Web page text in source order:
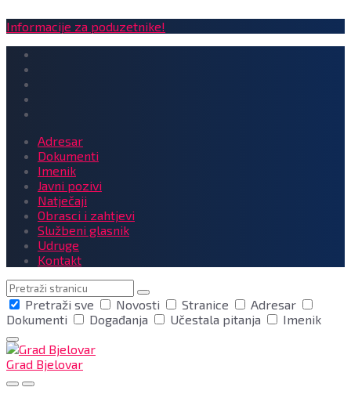
Informacije za poduzetnike!
Adresar
Dokumenti
Imenik
Javni pozivi
Natječaji
Obrasci i zahtjevi
Službeni glasnik
Udruge
Kontakt
Pretraga
Pretraži sve
Novosti Stranice
Adresar
Dokumenti
Događanja Učestala pitanja Imenik
Grad Bjelovar